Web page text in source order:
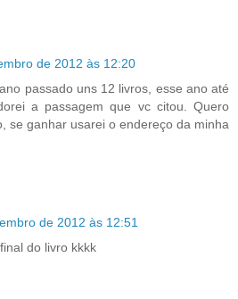
de 2012 às 12:20
passado uns 12 livros, esse ano até
a passagem que vc citou. Quero
se ganhar usarei o endereço da minha
de 2012 às 12:51
do livro kkkk